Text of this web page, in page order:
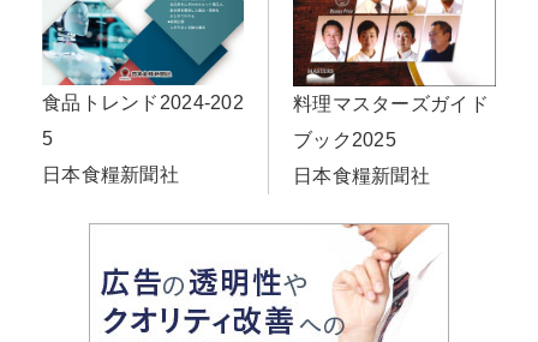
食品トレンド2024-202
5
日本食糧新聞社
料理マスターズガイド
ブック2025
日本食糧新聞社